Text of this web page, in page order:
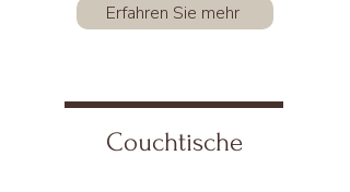
Erfahren Sie mehr
Couchtische